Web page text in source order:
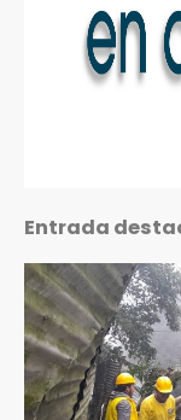
Entrada